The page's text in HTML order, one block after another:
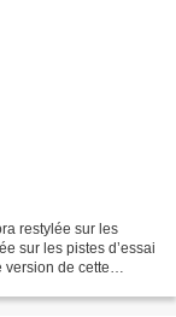
restylée sur les
sur les pistes d’essai
version de cette